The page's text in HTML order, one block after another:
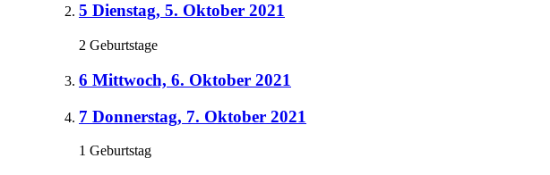
5 Dienstag, 5. Oktober 2021
2 Geburtstage
6 Mittwoch, 6. Oktober 2021
7 Donnerstag, 7. Oktober 2021
1 Geburtstag